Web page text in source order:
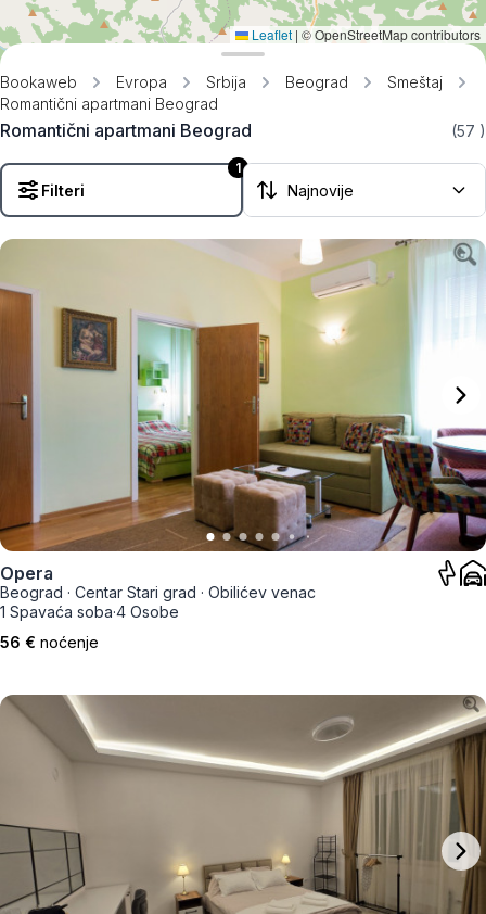
Bookaweb Evropa Srbija Beograd
Smeštaj
Romantični apartmani Beograd
Romantični apartmani Beograd (57 )
Filteri
1
Opera
Beograd · Centar Stari grad · Obilićev venac
1 Spavaća soba·4 Osobe
56 € noćenje
Leaflet | © OpenStreetMap contributors